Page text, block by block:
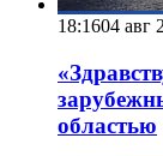
18:1604 авг
областью